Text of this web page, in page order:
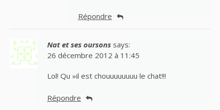
Répondre
Nat et ses oursons says:
26 décembre 2012 à 11:45
Lol! Qu »il est chouuuuuuuu le chat!!!
Répondre